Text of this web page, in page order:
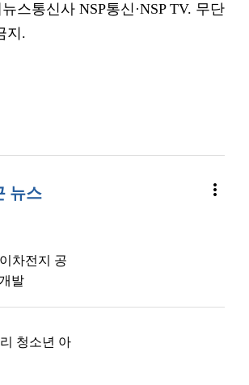
스통신사 NSP통신·NSP TV. 무단
지.
뉴스 more_vert
차전지 공
발
청소년 아